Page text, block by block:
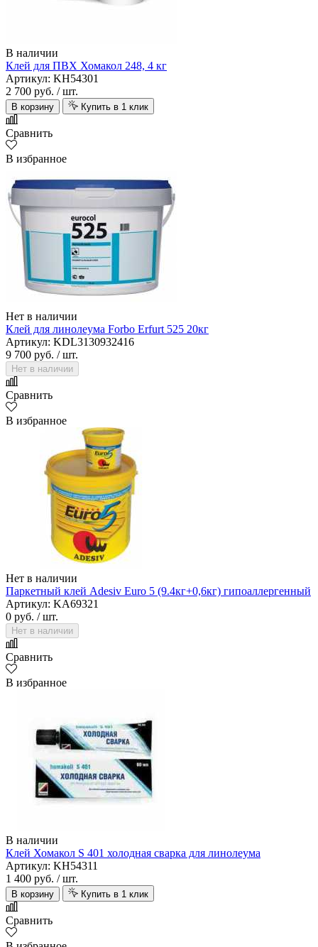
В наличии
Клей для ПВХ Хомакол 248, 4 кг
Артикул: KH54301
2 700 руб. / шт.
В корзину Купить в 1 клик
Сравнить
В избранное
Нет в наличии
Клей для линолеума Forbo Erfurt 525 20кг
Артикул: KDL3130932416
9 700 руб. / шт.
Нет в наличии
Сравнить
В избранное
Нет в наличии
Паркетный клей Adesiv Euro 5 (9.4кг+0,6кг) гипоаллергенный
Артикул: KA69321
0 руб. / шт.
Нет в наличии
Сравнить
В избранное
В наличии
Клей Хомакол S 401 холодная сварка для линолеума
Артикул: KH54311
1 400 руб. / шт.
В корзину Купить в 1 клик
Сравнить